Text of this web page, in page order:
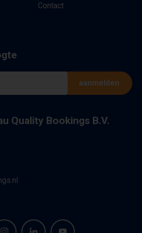
Contact
aanmelden
Quality Bookings B.V.